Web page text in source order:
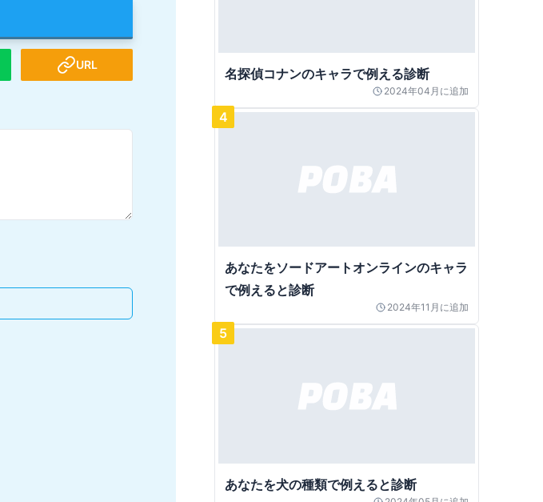
URL
名探偵コナンのキャラで例える診断
2024年04月 に追加
4
あなたをソードアートオンラインのキャラ
で例えると診断
2024年11月 に追加
5
あなたを犬の種類で例えると診断